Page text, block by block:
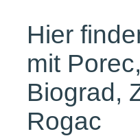
Hier
mit
Biograd,
Rogac